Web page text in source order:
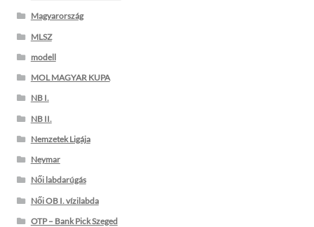
Magyarország
MLSZ
modell
MOL MAGYAR KUPA
NB I.
NB II.
Nemzetek Ligája
Neymar
Női labdarúgás
Női OB I. vízilabda
OTP – Bank Pick Szeged